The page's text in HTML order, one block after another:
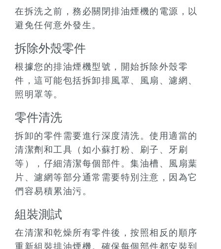
在拆洗之前，務必關閉排油煙機的電源，以
避免任何意外發生。
拆除外殼零件
根據您的排油煙機型號，開始拆除外殼零
件，這可能包括拆卸排風罩、風扇、濾網、
照明罩等。
零件清洗
拆卸的零件需要進行深度清洗。使用適當的
清潔劑和工具（如小蘇打粉、刷子、牙刷
等），仔細清潔每個部件。集油槽、風扇葉
片、濾網等部分通常需要特別注意，因為它
們容易積累油污。
組裝測試
在清潔和乾燥所有零件後，按照相反的順序
重新組裝排油煙機。確保每個部件都安裝到